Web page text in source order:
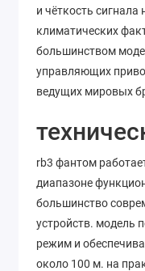
и чёткость
климатических
большинством
управляющих
ведущих мировых
rb3 фантом
диапазоне
большинство
устройств. модель
режим и
около 100 м. на